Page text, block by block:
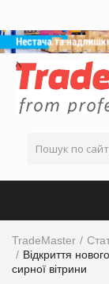
TradeMaster
Відкриття
сирної вітрини